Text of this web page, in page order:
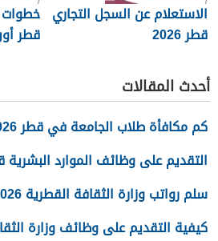
الاستعلام عن السجل التجاري
قطر 2026
خطوات
قطر أون
أحدث المقالات
كم مكافأة طلاب الجامعة في قطر 2026
التقديم على وظائف الموارد البشرية قطر
سلم رواتب وزارة الثقافة القطرية 2026
كيفية التقديم على وظائف وزارة